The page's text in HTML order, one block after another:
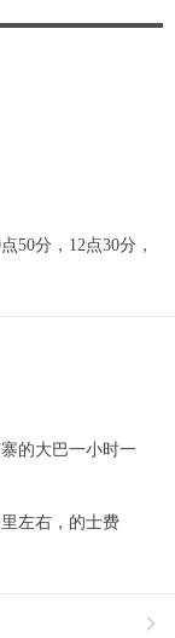
50分，12点30分，
的大巴一小时一
左右，的士费
